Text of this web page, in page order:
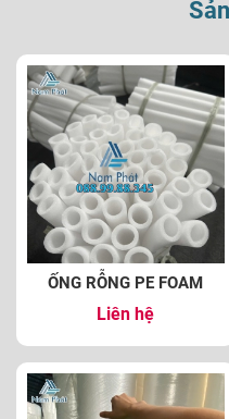
ỐNG RỖNG PE FOAM
Liên hệ